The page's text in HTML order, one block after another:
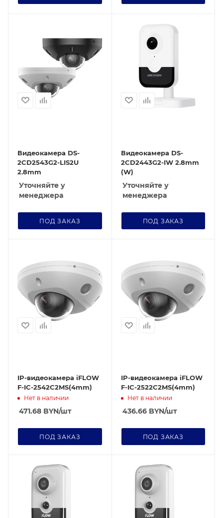
Видеокамера DS-
2CD2543G2-LIS2U
2.8mm
Уточняйте у
менеджера
ПОД ЗАКАЗ
Видеокамера DS-
2CD2443G2-IW 2.8mm
(W)
Уточняйте у
менеджера
ПОД ЗАКАЗ
IP-видеокамера iFLOW
F-IC-2542C2MS(4mm)
Нет в наличии
471.68 BYN/шт
ПОД ЗАКАЗ
IP-видеокамера iFLOW
F-IC-2522C2MS(4mm)
Нет в наличии
436.66BYN/шт
ПОД ЗАКАЗ